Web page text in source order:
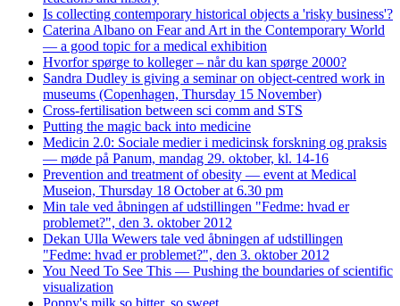
Is collecting contemporary historical objects a 'risky business'?
Caterina Albano on Fear and Art in the Contemporary World
— a good topic for a medical exhibition
Hvorfor spørge to kolleger – når du kan spørge 2000?
Sandra Dudley is giving a seminar on object-centred work in
museums (Copenhagen, Thursday 15 November)
Cross-fertilisation between sci comm and STS
Putting the magic back into medicine
Medicin 2.0: Sociale medier i medicinsk forskning og praksis
— møde på Panum, mandag 29. oktober, kl. 14-16
Prevention and treatment of obesity — event at Medical
Museion, Thursday 18 October at 6.30 pm
Min tale ved åbningen af udstillingen "Fedme: hvad er
problemet?", den 3. oktober 2012
Dekan Ulla Wewers tale ved åbningen af udstillingen
"Fedme: hvad er problemet?", den 3. oktober 2012
You Need To See This — Pushing the boundaries of scientific
visualization
Poppy's milk so bitter, so sweet